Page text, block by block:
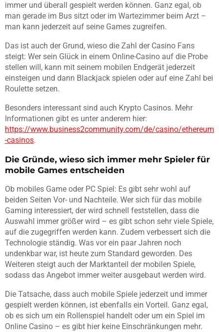
immer und überall gespielt werden können. Ganz egal, ob
man gerade im Bus sitzt oder im Wartezimmer beim Arzt –
man kann jederzeit auf seine Games zugreifen.
Das ist auch der Grund, wieso die Zahl der Casino Fans
steigt: Wer sein Glück in einem Online-Casino auf die Probe
stellen will, kann mit seinem mobilen Endgerät jederzeit
einsteigen und dann Blackjack spielen oder auf eine Zahl bei
Roulette setzen.
Besonders interessant sind auch Krypto Casinos. Mehr
Informationen gibt es unter anderem hier:
https://www.business2community.com/de/casino/ethereum
-casinos.
Die Gründe, wieso sich immer mehr Spieler für
mobile Games entscheiden
Ob mobiles Game oder PC Spiel: Es gibt sehr wohl auf
beiden Seiten Vor- und Nachteile. Wer sich für das mobile
Gaming interessiert, der wird schnell feststellen, dass die
Auswahl immer größer wird – es gibt schon sehr viele Spiele,
auf die zugegriffen werden kann. Zudem verbessert sich die
Technologie ständig. Was vor ein paar Jahren noch
undenkbar war, ist heute zum Standard geworden. Des
Weiteren steigt auch der Marktanteil der mobilen Spiele,
sodass das Angebot immer weiter ausgebaut werden wird.
Die Tatsache, dass auch mobile Spiele jederzeit und immer
gespielt werden können, ist ebenfalls ein Vorteil. Ganz egal,
ob es sich um ein Rollenspiel handelt oder um ein Spiel im
Online Casino – es gibt hier keine Einschränkungen mehr.